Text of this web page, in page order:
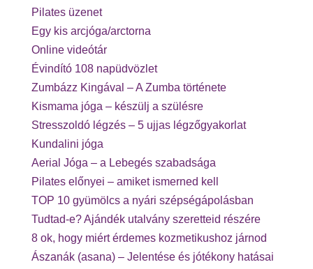
Pilates üzenet
Egy kis arcjóga/arctorna
Online videótár
Évindító 108 napüdvözlet
Zumbázz Kingával – A Zumba története
Kismama jóga – készülj a szülésre
Stresszoldó légzés – 5 ujjas légzőgyakorlat
Kundalini jóga
Aerial Jóga – a Lebegés szabadsága
Pilates előnyei – amiket ismerned kell
TOP 10 gyümölcs a nyári szépségápolásban
Tudtad-e? Ajándék utalvány szeretteid részére
8 ok, hogy miért érdemes kozmetikushoz járnod
Ászanák (asana) – Jelentése és jótékony hatásai